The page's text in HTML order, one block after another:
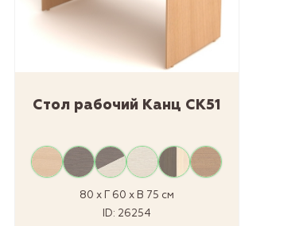
Стол рабочий Канц СК51
80 x Г 60 x В 75 см
ID: 26254